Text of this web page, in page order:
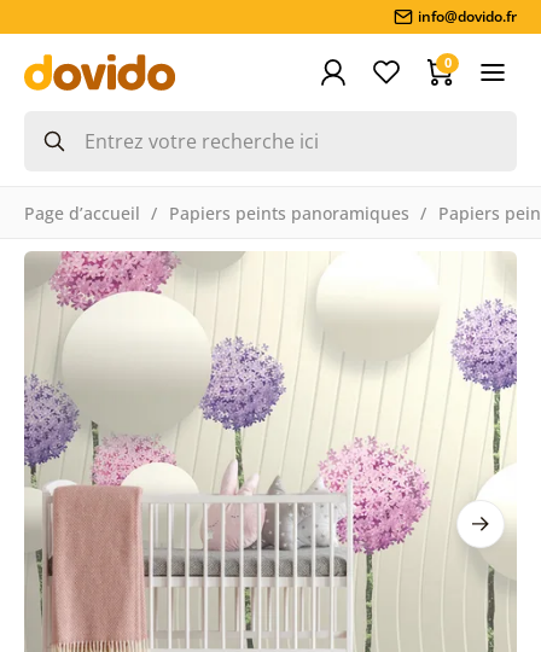
info@dovido.fr
0
Page d’accueil Papiers peints panoramiques Papiers